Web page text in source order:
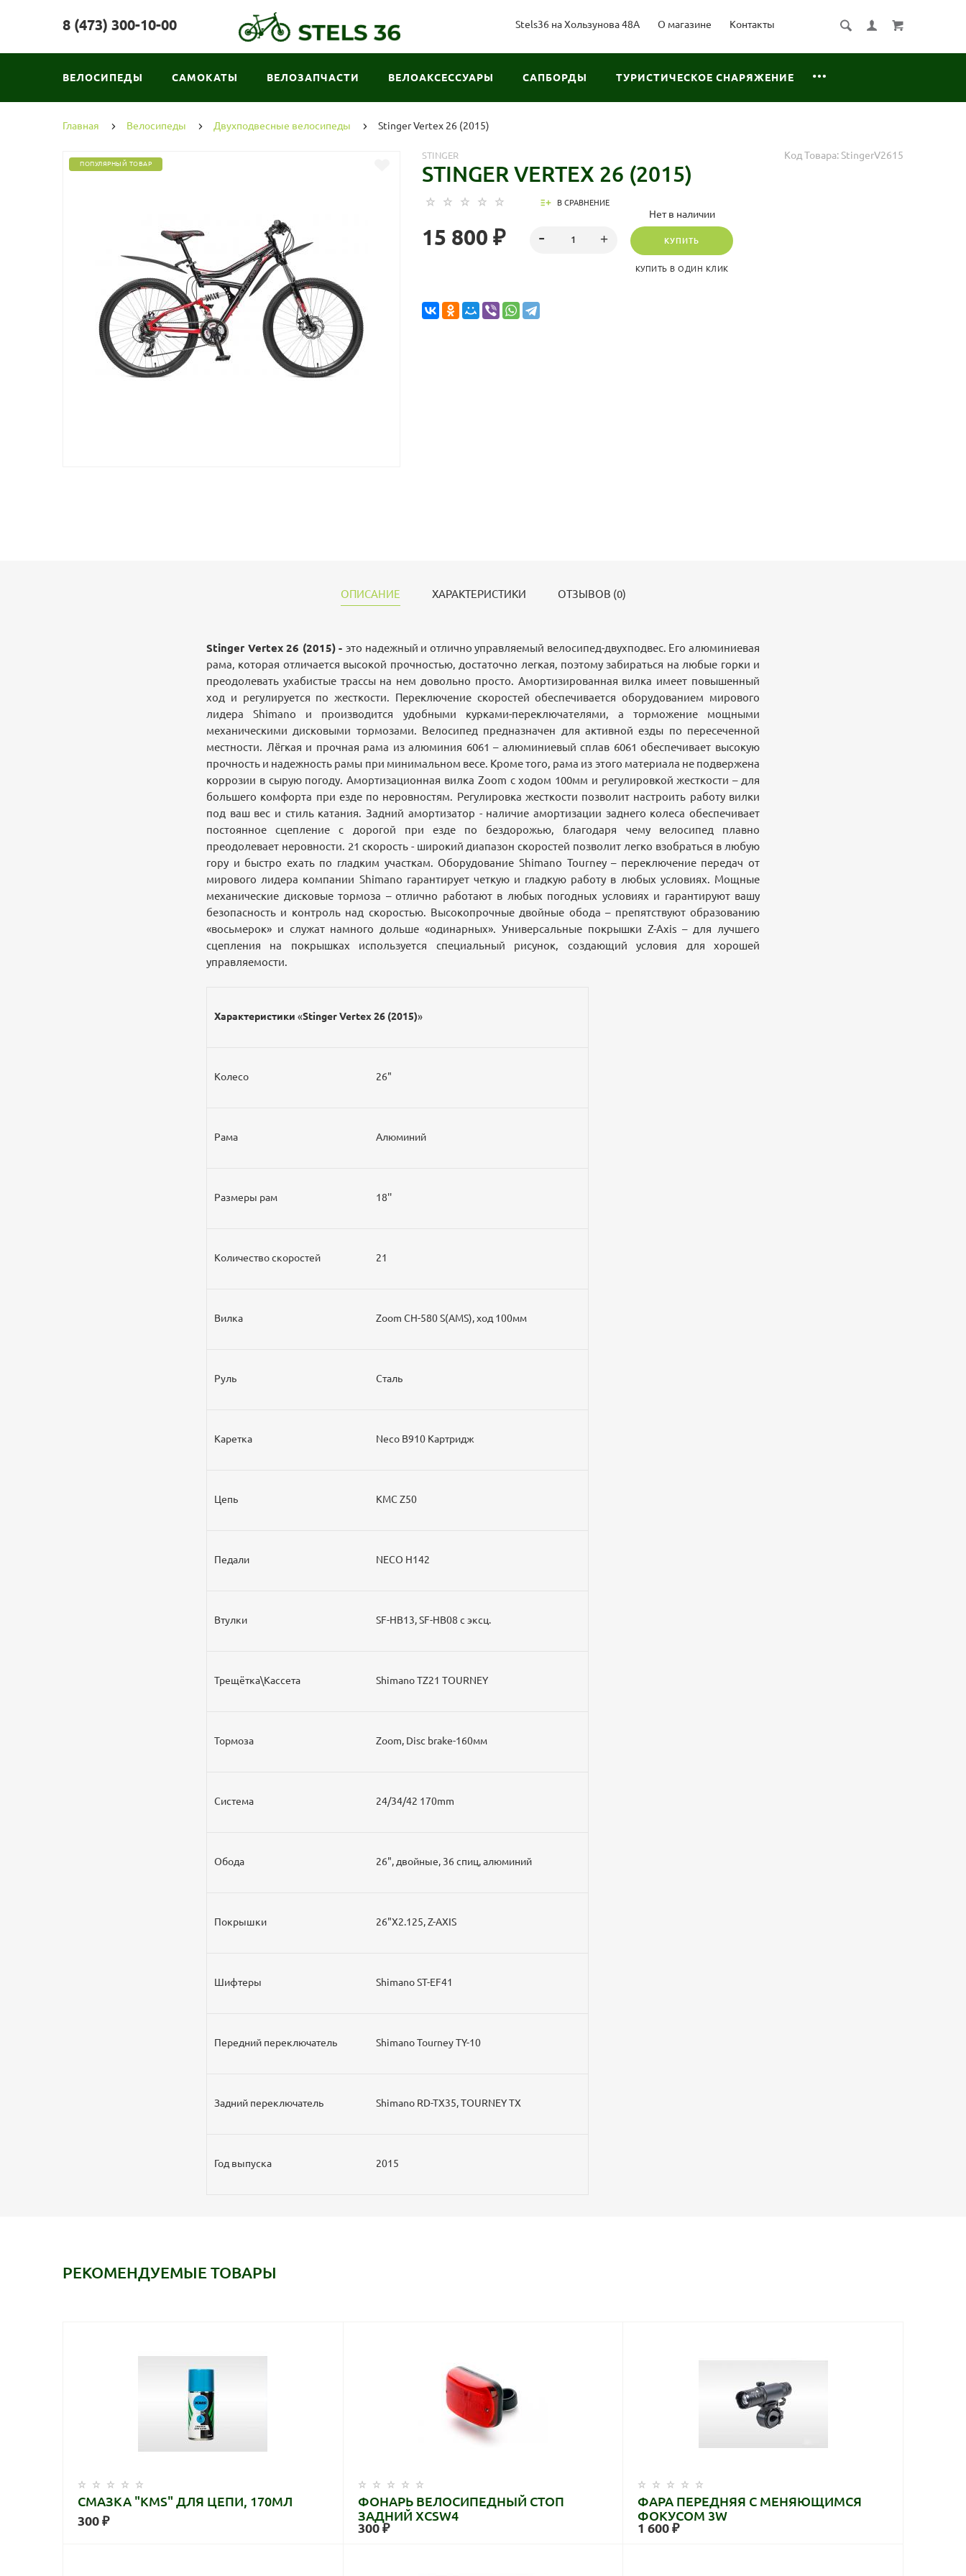
8 (473) 300-10-00 Stels36 на Хользунова 48А О магазине Контакты
ВЕЛОСИПЕДЫ САМОКАТЫ ВЕЛОЗАПЧАСТИ ВЕЛОАКСЕССУАРЫ САПБОРДЫ ТУРИСТИЧЕСКОЕ СНАРЯЖЕНИЕ
Главная Велосипеды Двухподвесные велосипеды Stinger Vertex 26 (2015)
ПОПУЛЯРНЫЙ ТОВАР
Код Товара: StingerV2615
STINGER
STINGER VERTEX 26 (2015)
В СРАВНЕНИЕ
15 800 ₽
Нет в наличии
КУПИТЬ
КУПИТЬ В ОДИН КЛИК
ОПИСАНИЕ ХАРАКТЕРИСТИКИ ОТЗЫВОВ (0)
Stinger Vertex 26 (2015) - это надежный и отлично управляемый велосипед-двухподвес. Его алюминиевая
рама, которая отличается высокой прочностью, достаточно легкая, поэтому забираться на любые горки и
преодолевать ухабистые трассы на нем довольно просто. Амортизированная вилка имеет повышенный
ход и регулируется по жесткости. Переключение скоростей обеспечивается оборудованием мирового
лидера Shimano и производится удобными курками-переключателями, а торможение мощными
механическими дисковыми тормозами. Велосипед предназначен для активной езды по пересеченной
местности. Лёгкая и прочная рама из алюминия 6061 – алюминиевый сплав 6061 обеспечивает высокую
прочность и надежность рамы при минимальном весе. Кроме того, рама из этого материала не подвержена
коррозии в сырую погоду. Амортизационная вилка Zoom с ходом 100мм и регулировкой жесткости – для
большего комфорта при езде по неровностям. Регулировка жесткости позволит настроить работу вилки
под ваш вес и стиль катания. Задний амортизатор - наличие амортизации заднего колеса обеспечивает
постоянное сцепление с дорогой при езде по бездорожью, благодаря чему велосипед плавно
преодолевает неровности. 21 скорость - широкий диапазон скоростей позволит легко взобраться в любую
гору и быстро ехать по гладким участкам. Оборудование Shimano Tourney – переключение передач от
мирового лидера компании Shimano гарантирует четкую и гладкую работу в любых условиях. Мощные
механические дисковые тормоза – отлично работают в любых погодных условиях и гарантируют вашу
безопасность и контроль над скоростью. Высокопрочные двойные обода – препятствуют образованию
«восьмерок» и служат намного дольше «одинарных». Универсальные покрышки Z-Axis – для лучшего
сцепления на покрышках используется специальный рисунок, создающий условия для хорошей
управляемости.
Характеристики «Stinger Vertex 26 (2015)»
Колесо 26"
Рама Алюминий
Размеры рам 18''
Количество скоростей 21
Вилка Zoom CH-580 S(AMS), ход 100мм
Руль Сталь
Каретка Neco B910 Картридж
Цепь KMC Z50
Педали NECO H142
Втулки SF-HB13, SF-HB08 с эксц.
Трещётка\Кассета Shimano TZ21 TOURNEY
Тормоза Zoom, Disc brake-160мм
Система 24/34/42 170mm
Обода 26", двойные, 36 спиц, алюминий
Покрышки 26"X2.125, Z-AXIS
Шифтеры Shimano ST-EF41
Передний переключатель Shimano Tourney TY-10
Задний переключатель Shimano RD-TX35, TOURNEY TX
Год выпуска 2015
РЕКОМЕНДУЕМЫЕ ТОВАРЫ
СМАЗКА "KMS" ДЛЯ ЦЕПИ, 170МЛ
300 ₽
ФОНАРЬ ВЕЛОСИПЕДНЫЙ СТОП
ЗАДНИЙ XCSW4
300 ₽
ФАРА ПЕРЕДНЯЯ С МЕНЯЮЩИМСЯ
ФОКУСОМ 3W
1 600 ₽